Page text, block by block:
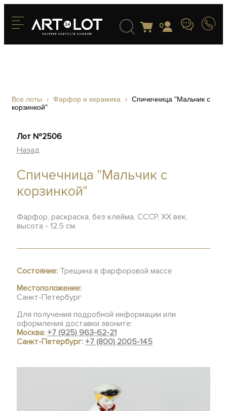
0
Все лоты Фарфор и керамика
Спичечница "Мальчик с
корзинкой"
Лот №2506
Назад
Спичечница "Мальчик с
корзинкой"
Фарфор, раскраска, без клейма, СССР, XX век,
высота - 12,5 см.
Состояние: Трещина в фарфоровой массе
Местоположение:
Санкт-Петербург
Для получения подробной информации или
оформления доставки звоните:
Москва:+7 (925) 963-62-21
Санкт-Петербург:+7 (800) 2005-145